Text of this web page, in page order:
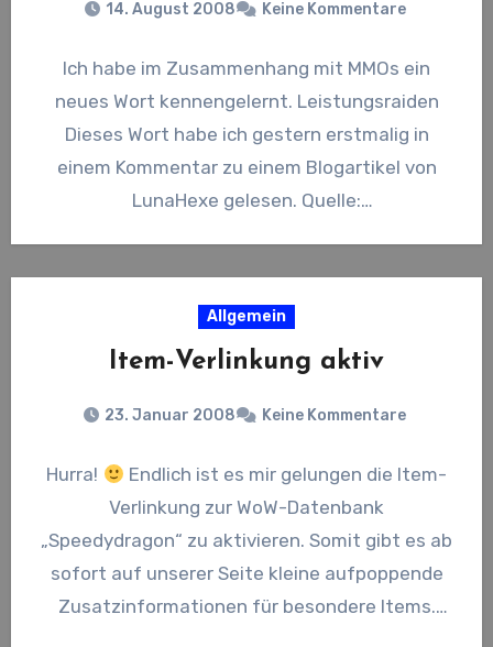
14. August 2008 Keine Kommentare
Ich habe im Zusammenhang mit MMOs ein
neues Wort kennengelernt. Leistungsraiden
Dieses Wort habe ich gestern erstmalig in
einem Kommentar zu einem Blogartikel von
LunaHexe gelesen. Quelle:
hat…
Allgemein
Item-Verlinkung aktiv
23. Januar 2008 Keine Kommentare
Hurra!
Endlich ist es mir gelungen die Item-
Verlinkung zur WoW-Datenbank
„Speedydragon“ zu aktivieren. Somit gibt es ab
sofort auf unserer Seite kleine aufpoppende
Zusatzinformationen für besondere Items.